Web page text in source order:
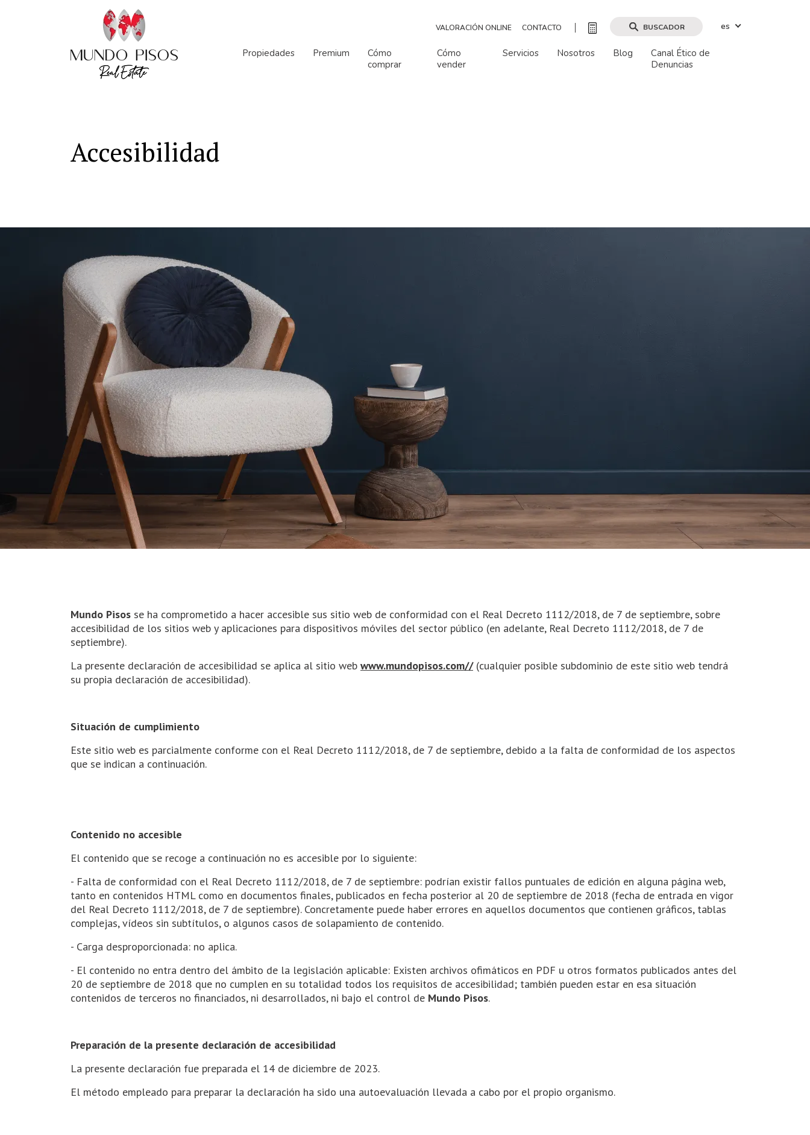
VALORACIÓN ONLINE CONTACTO BUSCADOR es
Propiedades Premium
Cómo
comprar
Cómo
vender
Servicios Nosotros Blog
Canal Ético de
Denuncias
Accesibilidad
Mundo Pisos se ha comprometido a hacer accesible sus sitio web de conformidad con el Real Decreto 1112/2018, de 7 de septiembre, sobre
accesibilidad de los sitios web y aplicaciones para dispositivos móviles del sector público (en adelante, Real Decreto 1112/2018, de 7 de
septiembre).
La presente declaración de accesibilidad se aplica al sitio web www.mundopisos.com//(cualquier posible subdominio de este sitio web tendrá
su propia declaración de accesibilidad).
Situación de cumplimiento
Este sitio web es parcialmente conforme con el Real Decreto 1112/2018, de 7 de septiembre, debido a la falta de conformidad de los aspectos
que se indican a continuación.
Contenido no accesible
El contenido que se recoge a continuación no es accesible por lo siguiente:
- Falta de conformidad con el Real Decreto 1112/2018, de 7 de septiembre: podrían existir fallos puntuales de edición en alguna página web,
tanto en contenidos HTML como en documentos finales, publicados en fecha posterior al 20 de septiembre de 2018 (fecha de entrada en vigor
del Real Decreto 1112/2018, de 7 de septiembre). Concretamente puede haber errores en aquellos documentos que contienen gráficos, tablas
complejas, vídeos sin subtítulos, o algunos casos de solapamiento de contenido.
- Carga desproporcionada: no aplica.
- El contenido no entra dentro del ámbito de la legislación aplicable: Existen archivos ofimáticos en PDF u otros formatos publicados antes del
20 de septiembre de 2018 que no cumplen en su totalidad todos los requisitos de accesibilidad; también pueden estar en esa situación
contenidos de terceros no financiados, ni desarrollados, ni bajo el control de Mundo Pisos.
Preparación de la presente declaración de accesibilidad
La presente declaración fue preparada el 14 de diciembre de 2023.
El método empleado para preparar la declaración ha sido una autoevaluación llevada a cabo por el propio organismo.